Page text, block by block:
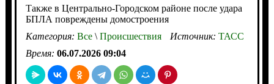
Также в Центрально-Городском районе после удара
БПЛА повреждены домостроения
Категория: Все\Происшествия Источник: ТАСС
Время: 06.07.2026 09:04